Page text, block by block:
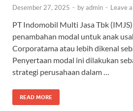
Desember 27, 2025 - byadmin - Leave
PT Indomobil Multi Jasa Tbk
penambahan modal untuk anak
Corporatama atau lebih dikenal
Penyertaan modal ini dilakukan
strategi perusahaan dalam …
READ MORE